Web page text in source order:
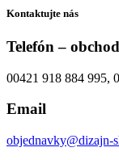
Kontaktujte nás
Telefón –
00421 918 884 995,
Email
objednavky@dizajn-